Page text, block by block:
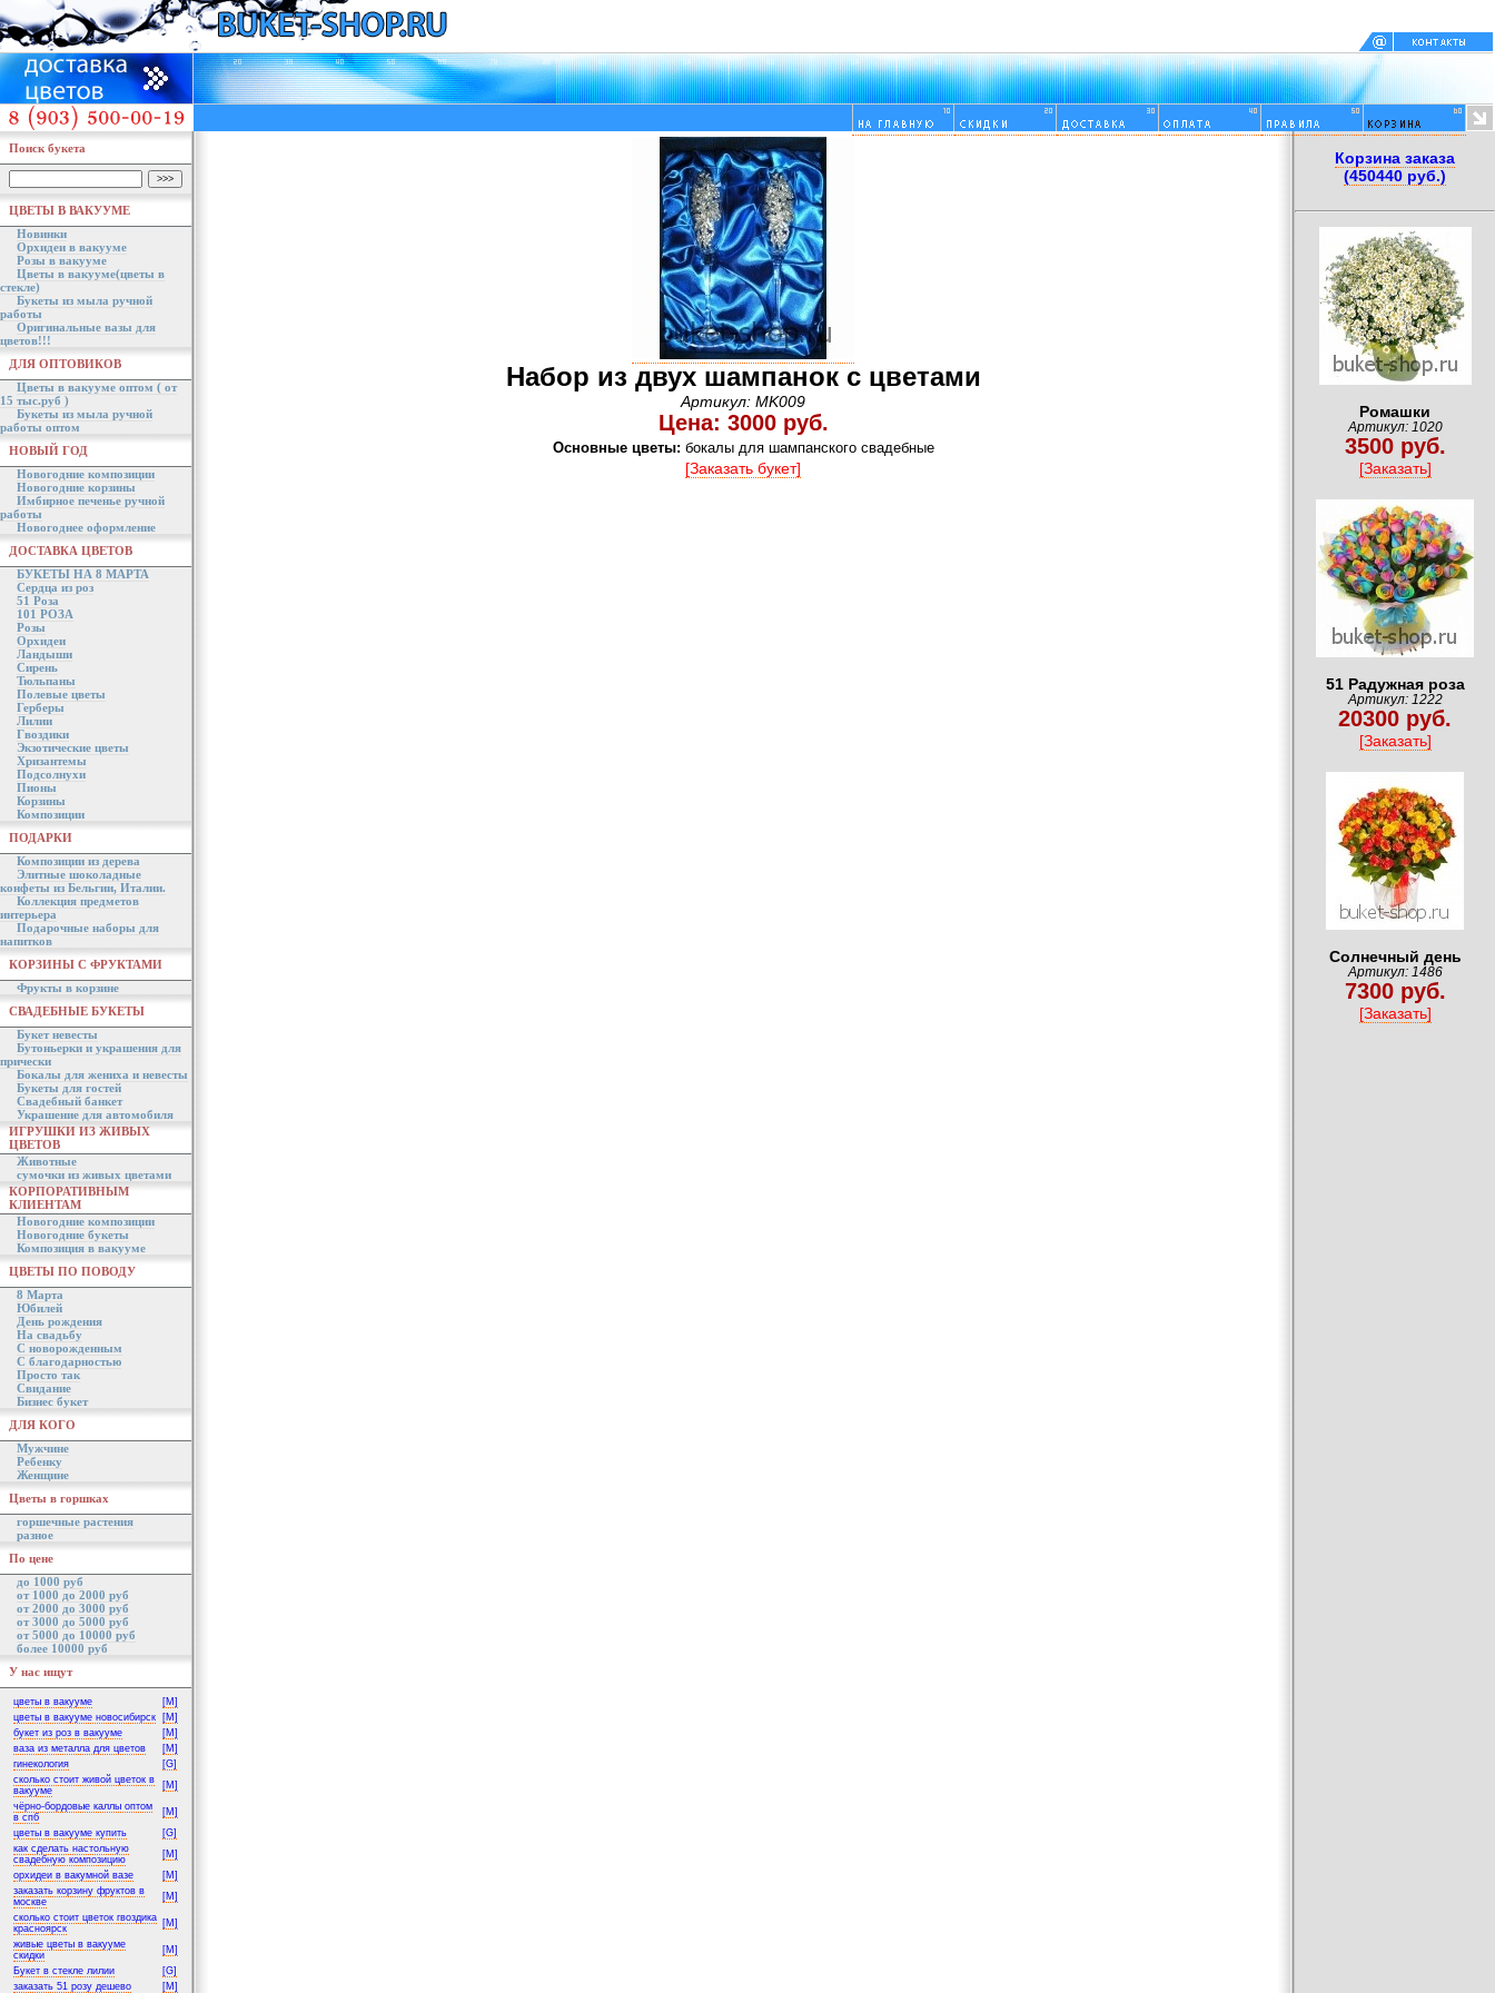
Поиск букета
ЦВЕТЫ В ВАКУУМЕ
Новинки
Орхидеи в вакууме
Розы в вакууме
Цветы в вакууме(цветы в
стекле)
Букеты из мыла ручной
работы
Оригинальные вазы для
цветов!!!
ДЛЯ ОПТОВИКОВ
Цветы в вакууме оптом ( от
15 тыс.руб )
Букеты из мыла ручной
работы оптом
НОВЫЙ ГОД
Новогодние композиции
Новогодние корзины
Имбирное печенье ручной
работы
Новогоднее оформление
ДОСТАВКА ЦВЕТОВ
БУКЕТЫ НА 8 МАРТА
Сердца из роз
51 Роза
101 РОЗА
Розы
Орхидеи
Ландыши
Сирень
Тюльпаны
Полевые цветы
Герберы
Лилии
Гвоздики
Экзотические цветы
Хризантемы
Подсолнухи
Пионы
Корзины
Композиции
ПОДАРКИ
Композиции из дерева
Элитные шоколадные
конфеты из Бельгии, Италии.
Коллекция предметов
интерьера
Подарочные наборы для
напитков
КОРЗИНЫ С ФРУКТАМИ
Фрукты в корзине
СВАДЕБНЫЕ БУКЕТЫ
Букет невесты
Бутоньерки и украшения для
прически
Бокалы для жениха и невесты
Букеты для гостей
Свадебный банкет
Украшение для автомобиля
ИГРУШКИ ИЗ ЖИВЫХ
ЦВЕТОВ
Животные
сумочки из живых цветами
КОРПОРАТИВНЫМ
КЛИЕНТАМ
Новогодние композиции
Новогодние букеты
Композиция в вакууме
ЦВЕТЫ ПО ПОВОДУ
8 Марта
Юбилей
День рождения
На свадьбу
С новорожденным
С благодарностью
Просто так
Свидание
Бизнес букет
ДЛЯ КОГО
Мужчине
Ребенку
Женщине
Цветы в горшках
горшечные растения
разное
По цене
до 1000 руб
от 1000 до 2000 руб
от 2000 до 3000 руб
от 3000 до 5000 руб
от 5000 до 10000 руб
более 10000 руб
У нас ищут
цветы в вакууме
[M]
цветы в вакууме новосибирск
[M]
букет из роз в вакууме
[M]
ваза из металла для цветов
[M]
гинекология
[G]
сколько стоит живой цветок в
вакууме
[M]
чёрно-бордовые каллы оптом
в спб
[M]
цветы в вакууме купить
[G]
как сделать настольную
свадебную композицию
[M]
орхидеи в вакумной вазе
[M]
заказать корзину фруктов в
москве
[M]
сколько стоит цветок гвоздика
красноярск
[M]
живые цветы в вакууме
скидки
[M]
Букет в стекле лилии
[G]
заказать 51 розу дешево
[M]
Набор из двух шампанок с цветами
Артикул: MK009
Цена: 3000 руб.
Основные цветы: бокалы для шампанского свадебные
[Заказать букет]
Корзина заказа
(450440 руб.)
Ромашки
Артикул: 1020
3500 руб.
[Заказать]
51 Радужная роза
Артикул: 1222
20300 руб.
[Заказать]
Солнечный день
Артикул: 1486
7300 руб.
[Заказать]